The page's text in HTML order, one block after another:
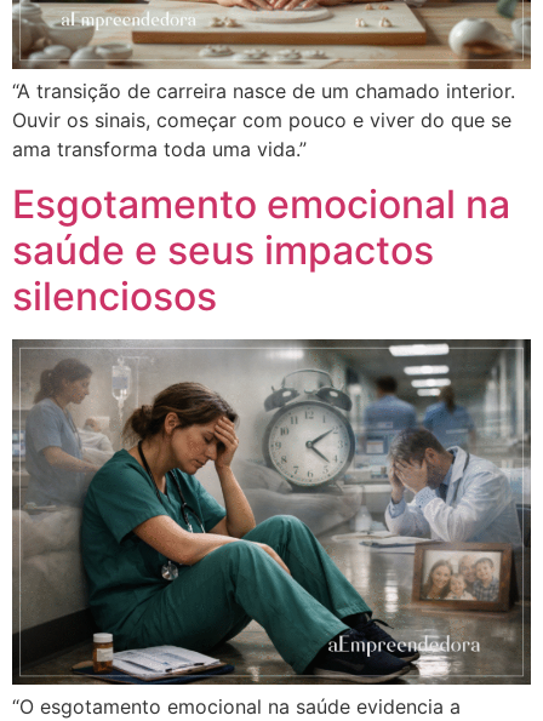
“A transição de carreira nasce de um chamado interior.
Ouvir os sinais, começar com pouco e viver do que se
ama transforma toda uma vida.”
Esgotamento emocional na
saúde e seus impactos
silenciosos
“O esgotamento emocional na saúde evidencia a